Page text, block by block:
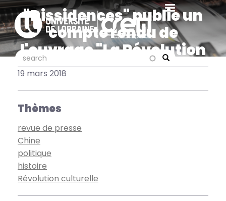
Aller
au
contenu
principal
Search
search search
"Dissidences" publie un
compte rendu de
l'ouvrage "La Révolution
culturelle en Chine et en
France"
19 mars 2018
Thèmes
revue de presse
Chine
politique
histoire
Révolution culturelle